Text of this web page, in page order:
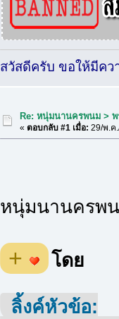
สวัสดีครับ ขอให้มีคว
Re: หนุ่มนานครพนม > พ
«ตอบกลับ #1 เมื่อ: 29/พ.ค
หนุ่มนานครพ
+ โดย
ลิ้งค์หัวข้อ: